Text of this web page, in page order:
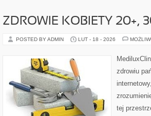
ZDROWIE KOBIETY 20+,
POSTED BY ADMIN LUT - 18 - 2026
zdrowiu
tej